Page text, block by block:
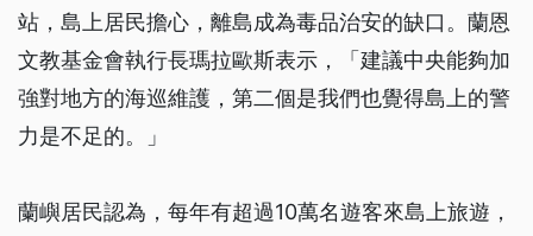
站，島上居民擔心，離島成為毒品治安的缺口。蘭恩
文教基金會執行長瑪拉歐斯表示，「建議中央能夠加
強對地方的海巡維護，第二個是我們也覺得島上的警
力是不足的。」
蘭嶼居民認為，每年有超過10萬名遊客來島上旅遊，